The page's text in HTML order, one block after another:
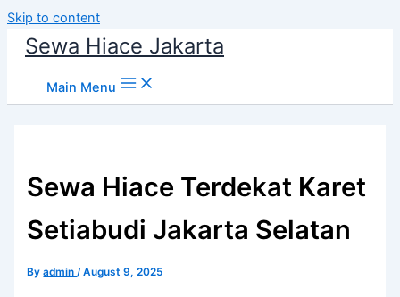
Skip to content
Sewa Hiace Jakarta
Main Menu
Sewa Hiace Terdekat Karet
Setiabudi Jakarta Selatan
Byadmin/August 9, 2025